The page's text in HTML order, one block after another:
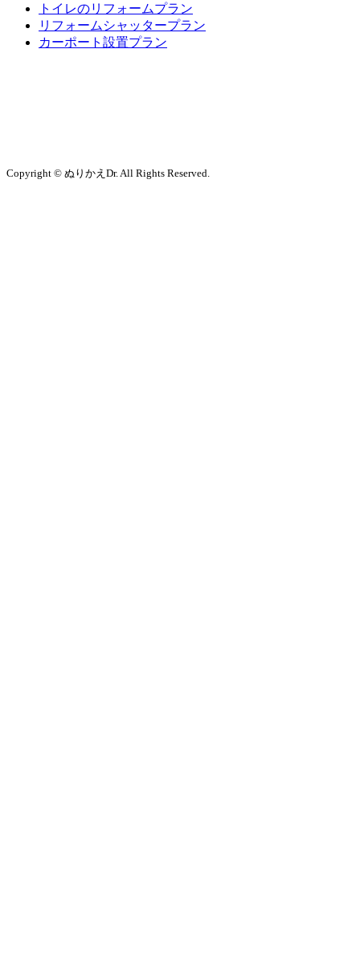
トイレのリフォームプラン
リフォームシャッタープラン
カーポート設置プラン
Copyright © ぬりかえDr. All Rights Reserved.